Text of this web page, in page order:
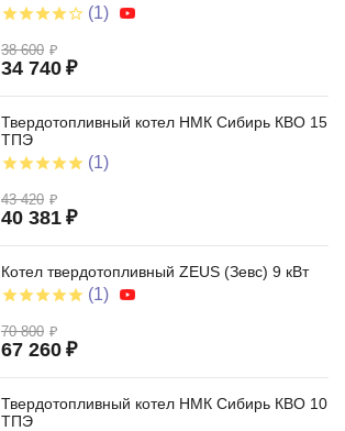
(1)
38 600 ₽
34 740 ₽
Твердотопливный котел НМК Сибирь КВО 15
ТПЭ
(1)
43 420 ₽
40 381 ₽
Котел твердотопливный ZEUS (Зевс) 9 кВт
(1)
70 800 ₽
67 260 ₽
Твердотопливный котел НМК Сибирь КВО 10
ТПЭ